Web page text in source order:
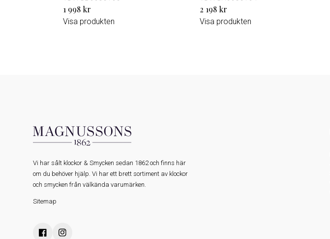
1 998 kr
Visa produkten
2 198 kr
Visa produkten
Vi har sålt klockor & Smycken sedan 1862 och finns här
om du behöver hjälp. Vi har ett brett sortiment av klockor
och smycken från välkända varumärken.
Sitemap